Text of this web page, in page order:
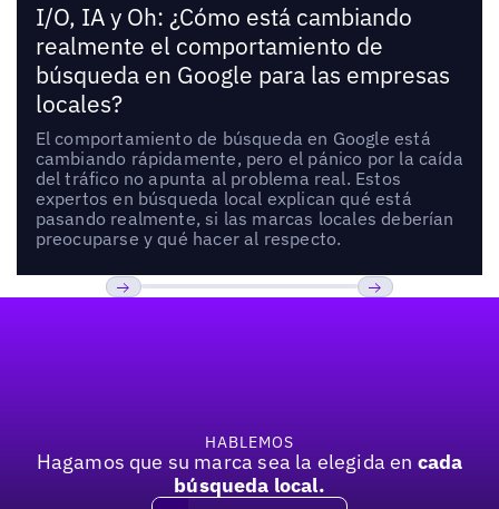
I/O, IA y Oh: ¿Cómo está cambiando
realmente el comportamiento de
búsqueda en Google para las empresas
locales?
El comportamiento de búsqueda en Google está
cambiando rápidamente, pero el pánico por la caída
del tráfico no apunta al problema real. Estos
expertos en búsqueda local explican qué está
pasando realmente, si las marcas locales deberían
preocuparse y qué hacer al respecto.
HABLEMOS
Hagamos que su marca sea la elegida en cada
búsqueda local.